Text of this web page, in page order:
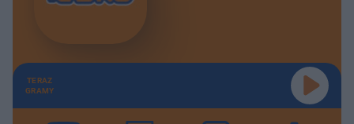
TERAZ
GRAMY